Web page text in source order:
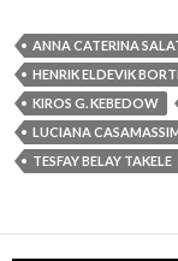
m
i
l
y
i
ANNA CATERINA
HENRIK ELDEVIK
KIROS G. KEBEDOW
LUCIANA
TESFAY BELAY TAKELE